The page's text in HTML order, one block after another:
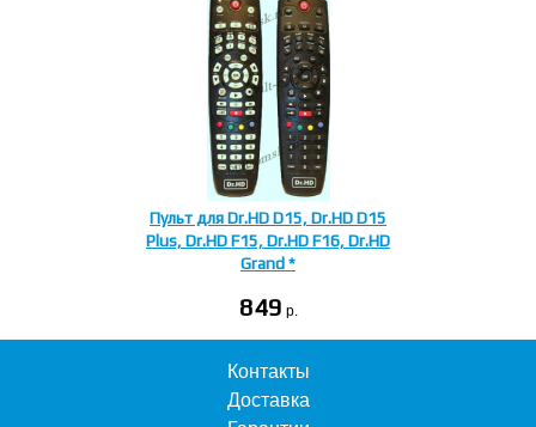
Пульт для Dr.HD D15, Dr.HD D15
Plus, Dr.HD F15, Dr.HD F16, Dr.HD
Grand *
849 p.
Контакты
Доставка